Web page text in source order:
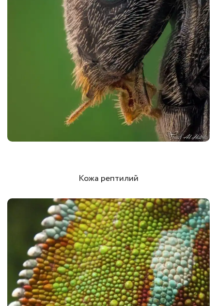
Кожа рептилий